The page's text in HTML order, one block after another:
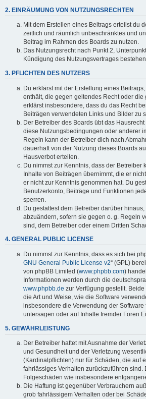
2. EINRÄUMUNG VON NUTZUNGSRECHTEN
Mit dem Erstellen eines Beitrags erteilst du
zeitlich und räumlich unbeschränktes und
Beitrag im Rahmen des Boards zu nutzen.
Das Nutzungsrecht nach Punkt 2,
Kündigung des Nutzungsvertrages
3. PFLICHTEN DES NUTZERS
Du erklärst mit der Erstellung eines
enthält, die gegen geltendes Recht oder die
erklärst insbesondere, dass du das Recht
Beiträgen verwendeten Links und Bilder zu
Der Betreiber des Boards übt das
diese Nutzungsbedingungen oder anderer
Regeln kann der Betreiber dich nach
dauerhaft von der Nutzung dieses Boards
Hausverbot erteilen.
Du nimmst zur Kenntnis, dass der Betreiber
Inhalte von Beiträgen übernimmt, die er
er nicht zur Kenntnis genommen hat. Du
Benutzerkonto, Beiträge und Funktionen
sperren.
Du gestattest dem Betreiber darüber
abzuändern, sofern sie gegen o. g. Regeln
sind, dem Betreiber oder einem Dritten
4. GENERAL PUBLIC LICENSE
Du nimmst zur Kenntnis, dass es sich bei
GNU General Public License v2“ (GPL)
von phpBB Limited (www.phpbb.com)
Informationen werden durch die
www.phpbb.de zur Verfügung gestellt.
die Art und Weise, wie die Software
insbesondere die Verwendung der Software
untersagen oder auf Inhalte fremder Foren
5. GEWÄHRLEISTUNG
Der Betreiber haftet mit Ausnahme der
und Gesundheit und der Verletzung
(Kardinalpflichten) nur für Schäden, die auf
fahrlässiges Verhalten zurückzuführen sind.
Folgeschäden wie insbesondere
Die Haftung ist gegenüber Verbrauchern
grob fahrlässigem Verhalten oder bei